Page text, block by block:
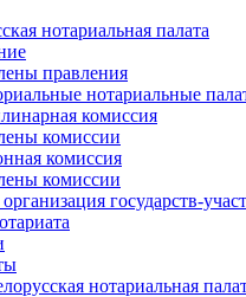
нотариальная палата
правления
нотариальные
комиссия
комиссии
комиссия
комиссии
организация государств-
нотариальная